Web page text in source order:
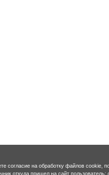
согласие на обработку файлов cookie,
откуда пришел на сайт